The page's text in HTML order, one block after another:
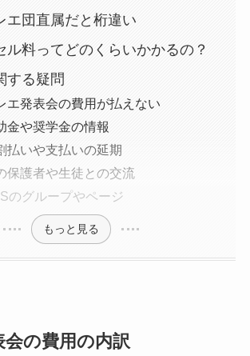
エ団直属だと桁違い
ル料ってどのくらいかかるの？
する疑問
エ発表会の費用が払えない
金や奨学金の情報
払いや支払いの延期
保護者や生徒との交流
のグループやページ
もっと見る
の費用の内訳